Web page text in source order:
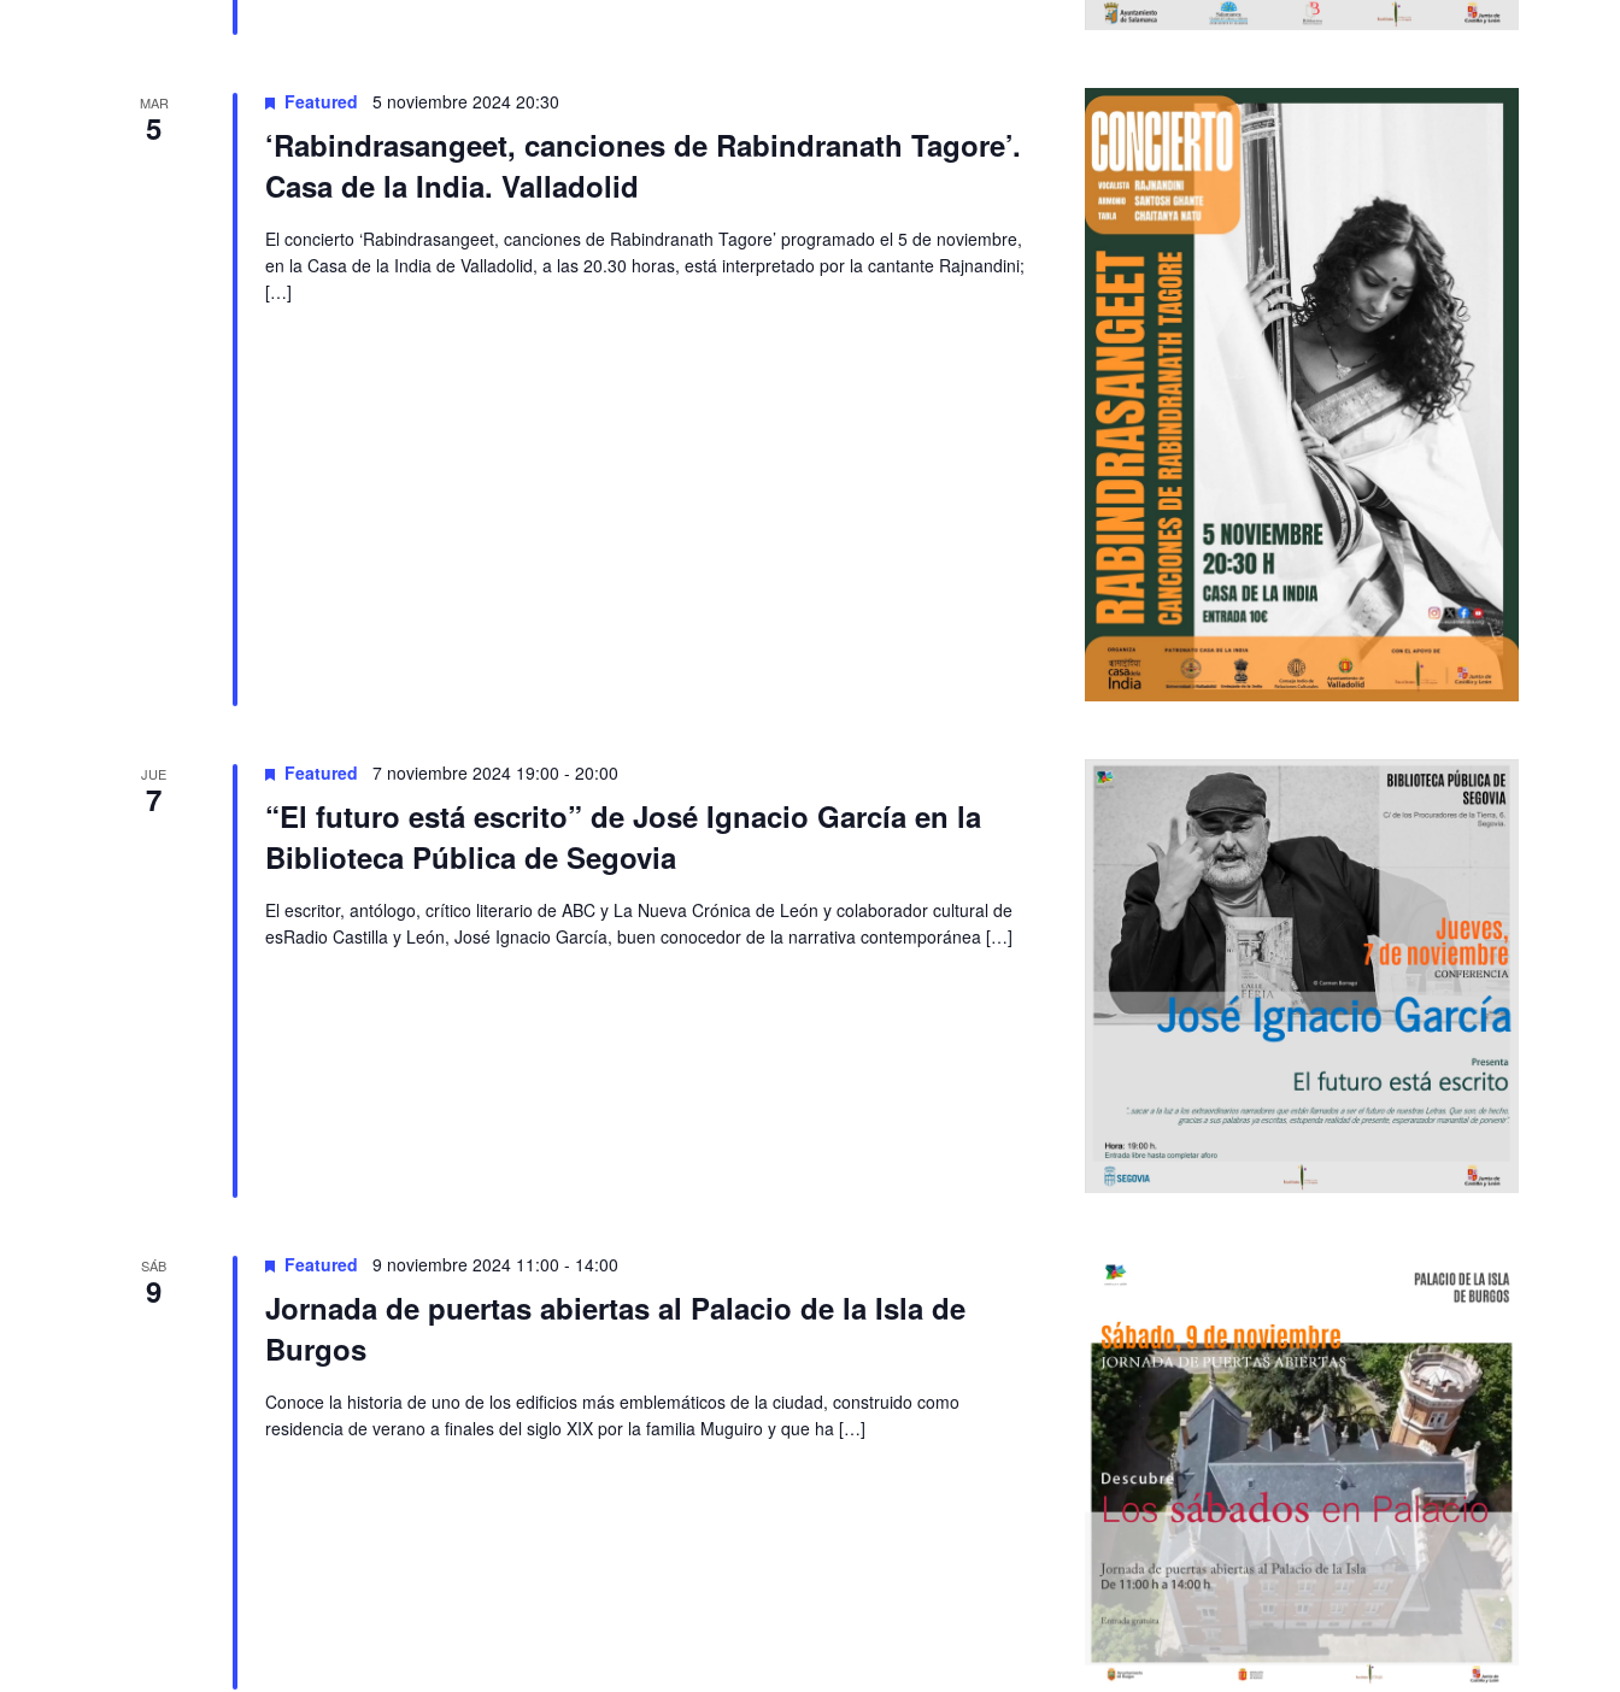
MAR
5
Featured 5 noviembre 2024 20:30
‘Rabindrasangeet, canciones de Rabindranath Tagore’.
Casa de la India. Valladolid
El concierto ‘Rabindrasangeet, canciones de Rabindranath Tagore’ programado el 5 de noviembre,
en la Casa de la India de Valladolid, a las 20.30 horas, está interpretado por la cantante Rajnandini;
[…]
JUE
7
Featured 7 noviembre 2024 19:00 - 20:00
“El futuro está escrito” de José Ignacio García en la
Biblioteca Pública de Segovia
El escritor, antólogo, crítico literario de ABC y La Nueva Crónica de León y colaborador cultural de
esRadio Castilla y León, José Ignacio García, buen conocedor de la narrativa contemporánea […]
SÁB
9
Featured 9 noviembre 2024 11:00 - 14:00
Jornada de puertas abiertas al Palacio de la Isla de
Burgos
Conoce la historia de uno de los edificios más emblemáticos de la ciudad, construido como
residencia de verano a finales del siglo XIX por la familia Muguiro y que ha […]